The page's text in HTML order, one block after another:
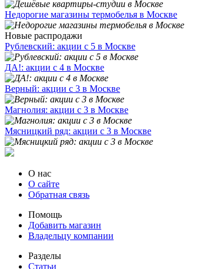
Недорогие магазины термобелья в Москве
Новые распродажи
Рублевский: акции с 5 в Москве
ДА!: акции с 4 в Москве
Верный: акции с 3 в Москве
Магнолия: акции с 3 в Москве
Мясницкий ряд: акции с 3 в Москве
О нас
О сайте
Обратная связь
Помощь
Добавить магазин
Владельцу компании
Разделы
Статьи